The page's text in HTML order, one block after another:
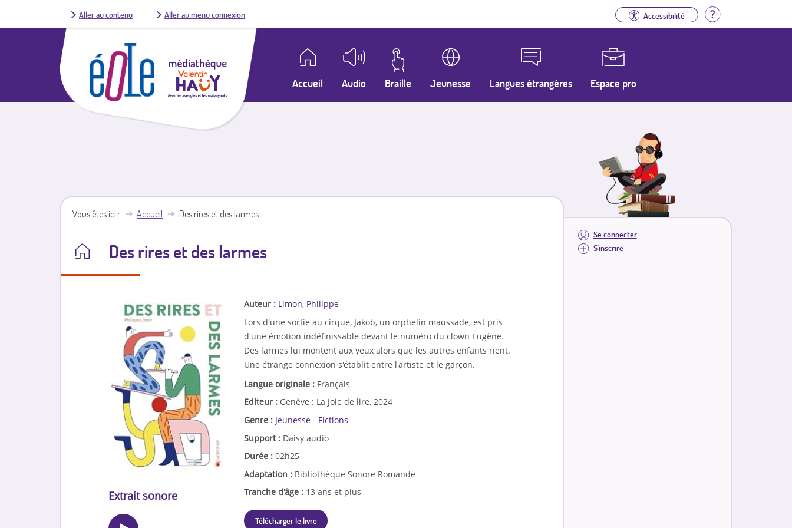
Aller au contenu Aller au menu connexion Accessibilité Aide
Accueil Audio Braille Jeunesse Langues étrangères Espace pro
Se connecter
S'inscrire
Vous êtes ici Accueil Des rires et des larmes
Des rires et des larmes
Auteur : Limon, Philippe
Lors d'une sortie au cirque, Jakob, un orphelin maussade, est pris
d'une émotion indéfinissable devant le numéro du clown Eugène.
Des larmes lui montent aux yeux alors que les autres enfants rient.
Une étrange connexion s'établit entre l'artiste et le garçon.
Langue originale : Français
Editeur : Genève : La Joie de lire, 2024
Genre : Jeunesse - Fictions
Support : Daisy audio
Durée : 02h25
Adaptation : Bibliothèque Sonore Romande
Tranche d'âge : 13 ans et plus
Télécharger le livre
Extrait sonore